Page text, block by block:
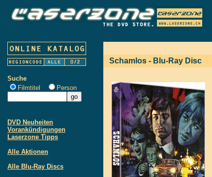
Suche
Filmtitel
Person
DVD Neuheiten
Vorankündigungen
Laserzone Tipps
Alle Aktionen
Alle Blu-Ray Discs
Schamlos - Blu-Ray Disc